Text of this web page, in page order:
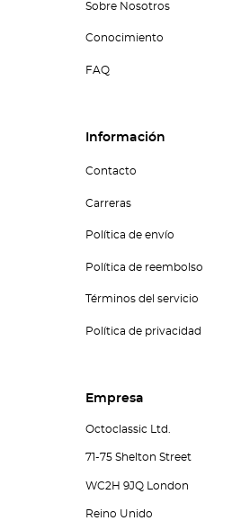
Sobre Nosotros
Conocimiento
FAQ
Información
Contacto
Carreras
Política de envío
Política de reembolso
Términos del servicio
Política de privacidad
Empresa
Octoclassic Ltd.
71-75 Shelton Street
WC2H 9JQ London
Reino Unido